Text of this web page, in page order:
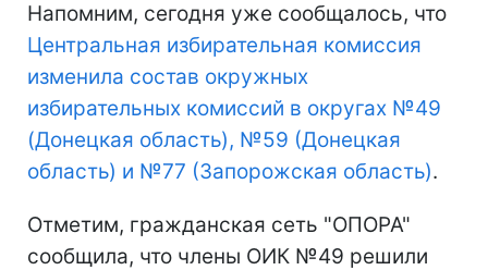
Напомним, сегодня уже сообщалось, что
Центральная избирательная комиссия
изменила состав окружных
избирательных комиссий в округах №49
(Донецкая область), №59 (Донецкая
область) и №77 (Запорожская область).
Отметим, гражданская сеть "ОПОРА"
сообщила, что члены ОИК №49 решили